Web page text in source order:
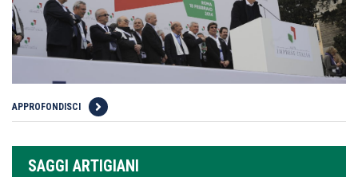
APPROFONDISCI
SAGGI ARTIGIANI